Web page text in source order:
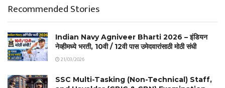
Recommended Stories
Indian Navy Agniveer Bharti 2026 – इंडियन
नेव्हीमध्ये भरती, 10वी / 12वी पास उमेदवारांसाठी मोठी संधी
21/03/2026
SSC Multi-Tasking (Non-Technical) Staff,